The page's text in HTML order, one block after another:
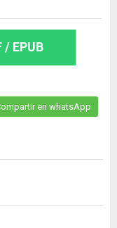
EPUB
en whatsApp